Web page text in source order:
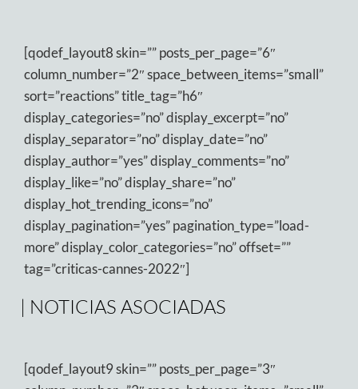
[qodef_layout8 skin=”” posts_per_page=”6″
column_number=”2″ space_between_items=”small”
sort=”reactions” title_tag=”h6″
display_categories=”no” display_excerpt=”no”
display_separator=”no” display_date=”no”
display_author=”yes” display_comments=”no”
display_like=”no” display_share=”no”
display_hot_trending_icons=”no”
display_pagination=”yes” pagination_type=”load-
more” display_color_categories=”no” offset=””
tag=”criticas-cannes-2022″]
| NOTICIAS ASOCIADAS
[qodef_layout9 skin=”” posts_per_page=”3″